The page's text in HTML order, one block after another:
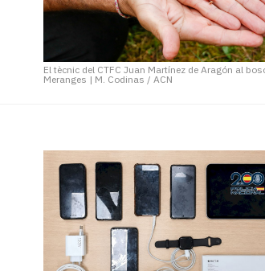
El tècnic del CTFC Juan Martínez de Aragón al
Meranges | M. Codinas / ACN